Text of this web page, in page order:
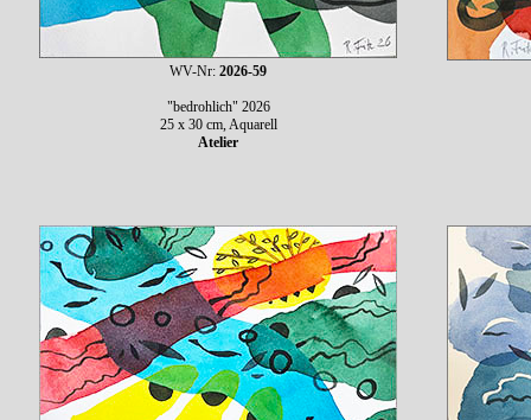
WV-Nr: 2026-59
"bedrohlich" 2026
25 x 30 cm, Aquarell
Atelier